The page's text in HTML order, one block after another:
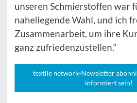
unseren Schmierstoffen war
naheliegende Wahl, und ich
Zusammenarbeit, um ihre
ganz zufriedenzustellen.“
textile network-Newsletter
informiert sein!